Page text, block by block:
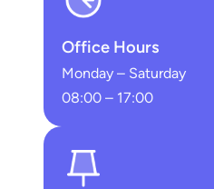
Office Hours
Monday – Saturday
08:00 – 17:00